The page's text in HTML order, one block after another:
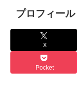
プロフィール
X
Pocket